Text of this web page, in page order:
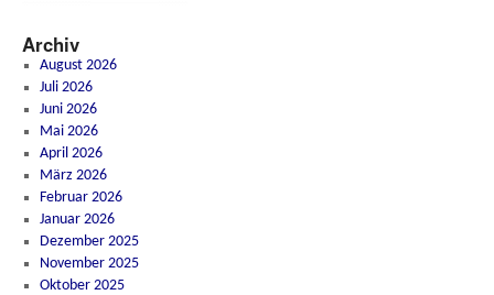
Archiv
August 2026
Juli 2026
Juni 2026
Mai 2026
April 2026
März 2026
Februar 2026
Januar 2026
Dezember 2025
November 2025
Oktober 2025